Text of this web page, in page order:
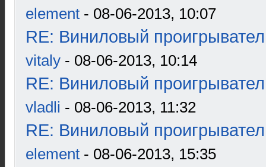
element - 08-06-2013, 10:07
RE: Виниловый
vitaly - 08-06-2013, 10:14
RE: Виниловый
vladli - 08-06-2013, 11:32
RE: Виниловый
element - 08-06-2013, 15:35